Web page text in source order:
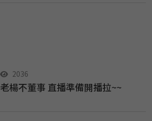
2036
老楊不董事 直播準備開播拉~~